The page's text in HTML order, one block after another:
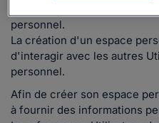
personnel.
La création d'un espace
d'interagir avec les autres
personnel.
Afin de créer son espace
à fournir des informations